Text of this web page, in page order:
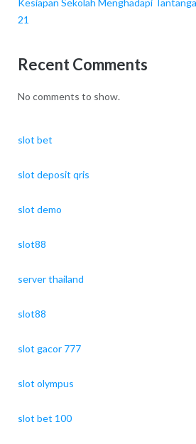
21
Recent Comments
No comments to show.
slot bet
slot deposit qris
slot demo
slot88
server thailand
slot88
slot gacor 777
slot olympus
slot bet 100